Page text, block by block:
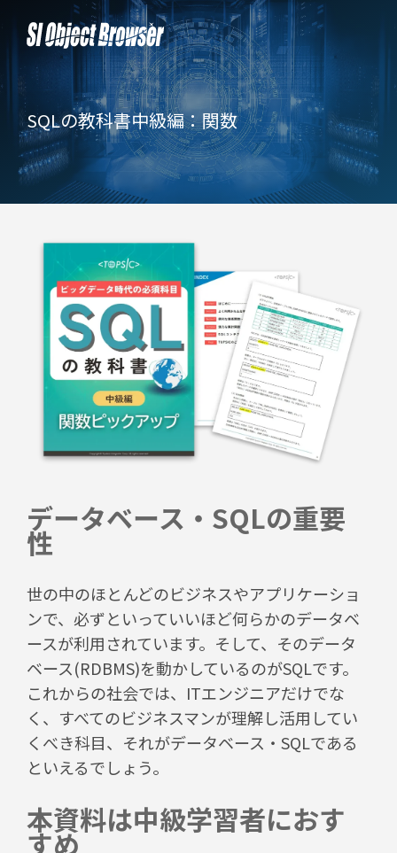
SQLの教科書中級編：関数
データベース・SQLの重要
性
世の中のほとんどのビジネスやアプリケーショ
ンで、必ずといっていいほど何らかのデータベ
ースが利用されています。そして、そのデータ
ベース(RDBMS)を動かしているのがSQLです。
これからの社会では、ITエンジニアだけでな
く、すべてのビジネスマンが理解し活用してい
くべき科目、それがデータベース・SQLである
といえるでしょう。
本資料は中級学習者におす
すめ